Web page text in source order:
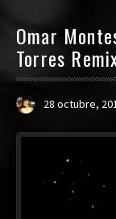
Omar
Torres
28 octubre,